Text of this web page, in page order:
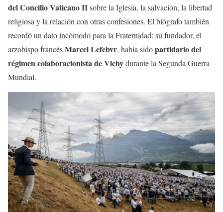
del Concilio Vaticano IIsobre la Iglesia, la salvación, la libertad
religiosa y la relación con otras confesiones. El biógrafo también
recordó un dato incómodo para la Fraternidad: su fundador, el
arzobispo francésMarcel Lefebvr, había sidopartidario del
régimen colaboracionista de Vichydurante la Segunda Guerra
Mundial.